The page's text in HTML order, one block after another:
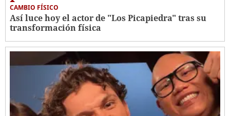
CAMBIO FÍSICO
Así luce hoy el actor de "Los Picapiedra" tras su
transformación física